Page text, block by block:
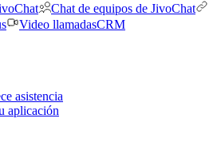
Chat de equipos de JivoChat
Video llamadasCRM
asistencia
aplicación